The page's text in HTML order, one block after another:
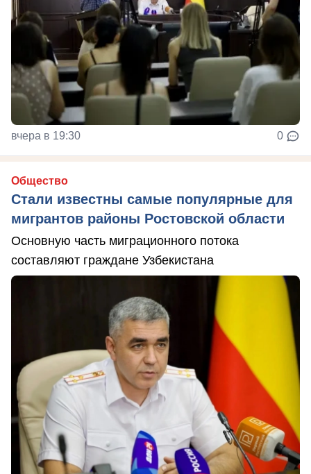
вчера в 19:30 0
Общество
Стали известны самые популярные для
мигрантов районы Ростовской области
Основную часть миграционного потока
составляют граждане Узбекистана